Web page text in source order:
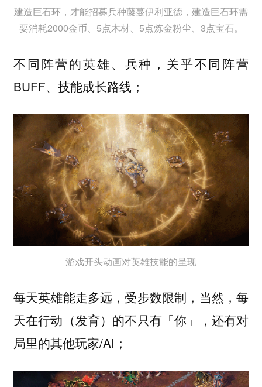
建造巨石环，才能招募兵种藤蔓伊利亚德，建造巨石环需
要消耗2000金币、5点木材、5点炼金粉尘、3点宝石。
不同阵营的英雄、兵种，关乎不同阵营
BUFF、技能成长路线；
游戏开头动画对英雄技能的呈现
每天英雄能走多远，受步数限制，当然，每
天在行动（发育）的不只有「你」，还有对
局里的其他玩家/AI；